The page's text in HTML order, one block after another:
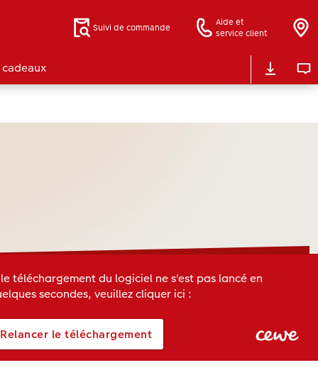
Suivi de commande
Aide et
service client
téléchargement du logiciel ne s'est pas lancé en
secondes, veuillez cliquer ici :
Relancer le téléchargement